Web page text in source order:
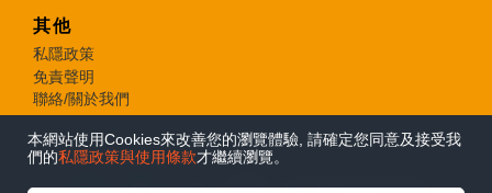
本網站使用Cookies來改善您的瀏覽體驗, 請確定您同意及接受我
們的私隱政策與使用條款才繼續瀏覽。
其他
私隱政策
免責聲明
聯絡/關於我們
© 2026 e-zone. All Rights Reserved.